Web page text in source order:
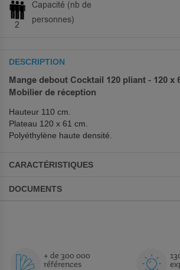
2
Capacité (nb de
personnes)
DESCRIPTION
Mange debout Cocktail 120 pliant - 120 x
Mobilier de réception
Hauteur 110 cm.
Plateau 120 x 61 cm.
Polyéthylène haute densité.
CARACTÉRISTIQUES
DOCUMENTS
+ de 300 000
références